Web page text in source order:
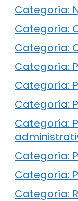
Categoría:
Categoría:
Categoría:
Categoría:
Categoría:
Categoría:
Categoría:
Categoría:
Categoría:
Categoría: